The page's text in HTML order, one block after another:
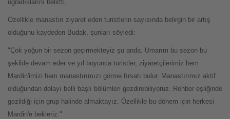
uğradıklarını belirtti.
Özellikle manastırı ziyaret eden turistlerin sayısında belirgin bir artış
olduğunu kaydeden Budak, şunları söyledi:
"Çok yoğun bir sezon geçirmekteyiz şu anda. Umarım bu sezon bu
şekilde devam eder ve yıl boyunca turistler, ziyaretçilerimiz hem
Mardin'imizi hem manastırımızı görme fırsatı bulur. Manastırımız aktif
olduğundan dolayı belli başlı bölümleri gezdirebiliyoruz. Rehber eşliğinde
gezildiği için grup halinde almaktayız. Özellikle bu dönem için herkesi
Mardin'e bekleriz."